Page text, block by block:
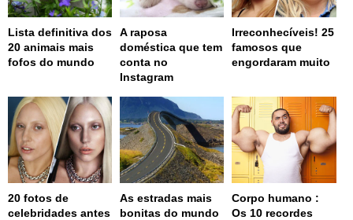
Lista definitiva dos
20 animais mais
fofos do mundo
A raposa
doméstica que tem
conta no
Instagram
Irreconhecíveis! 25
famosos que
engordaram muito
20 fotos de
celebridades antes
As estradas mais
bonitas do mundo
Corpo humano :
Os 10 recordes